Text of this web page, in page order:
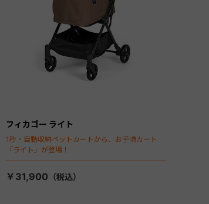
フィカゴー ライト
1秒・自動収納ペットカートから、お手頃カート
「ライト」が登場！
￥31,900